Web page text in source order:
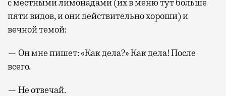
с местными лимонадами (их в меню тут больше
пяти видов, и они действительно хороши) и
вечной темой:
— Он мне пишет: «Как дела?» Как дела! После
всего.
— Не отвечай.